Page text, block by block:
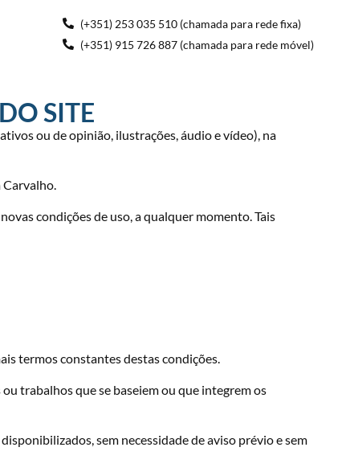
(+351) 253 035 510 (chamada para rede fixa)
(+351) 915 726 887 (chamada para rede móvel)
SITE
ou de opinião, ilustrações, áudio e vídeo), na
Carvalho.
condições de uso, a qualquer momento. Tais
termos constantes destas condições.
trabalhos que se baseiem ou que integrem os
sem necessidade de aviso prévio e sem